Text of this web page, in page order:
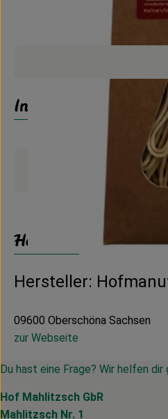
Info
Produktinformationen
Herkunft
Hersteller:
09600 Oberschöna Sachsen
zur Webseite
Du hast eine Frage? Wir helfen dir
Hof Mahlitzsch GbR
Mahlitzsch Nr. 1